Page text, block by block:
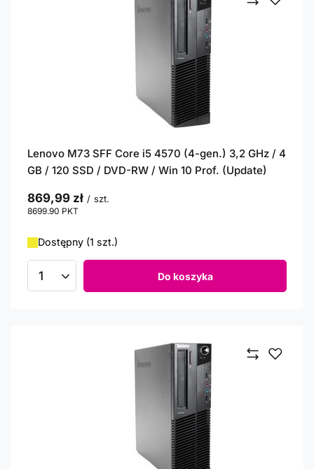
Lenovo M73 SFF Core i5 4570 (4-gen.) 3,2 GHz / 4
GB / 120 SSD / DVD-RW / Win 10 Prof. (Update)
869,99 zł / szt.
8699.90 PKT
Dostępny (1 szt.)
Ilość produktów Do koszyka